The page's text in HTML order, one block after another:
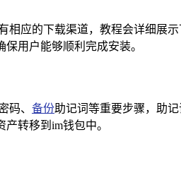
应的下载渠道，教程会详细展
用户能够顺利完成安装。
码、 备份助记词等重要步骤，助
转移到im钱包中。